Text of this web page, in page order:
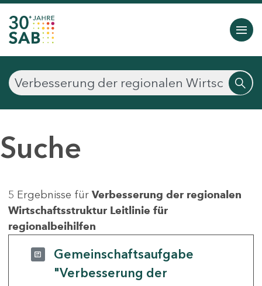
Suche
5 Ergebnisse für Verbesserung der regionalen
Wirtschaftsstruktur Leitlinie für
regionalbeihilfen
Gemeinschaftsaufgabe
"Verbesserung der